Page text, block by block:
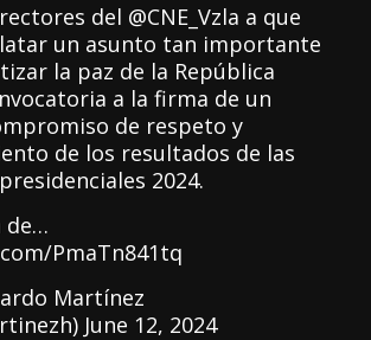
del @CNE_Vzla a que
un asunto tan importante
la paz de la República
a la firma de un
de respeto y
de los resultados de las
2024.
de…
PmaTn841tq
Martínez
June 12, 2024